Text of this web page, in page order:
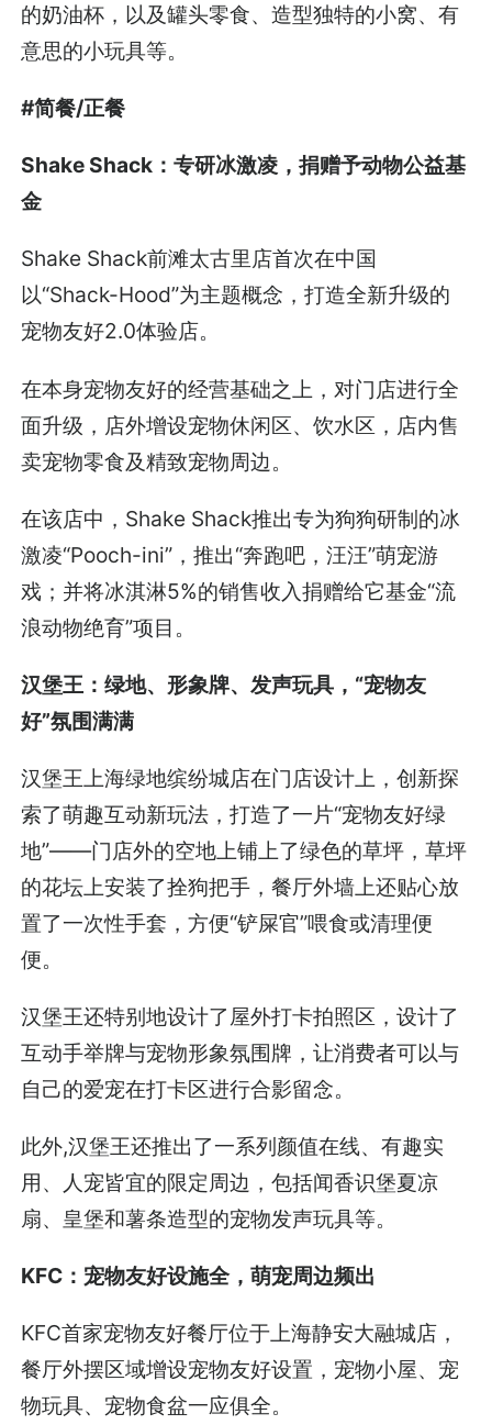
的奶油杯，以及罐头零食、造型独特的小窝、有
意思的小玩具等。
#简餐/正餐
Shake Shack：专研冰激凌，捐赠予动物公益基
金
Shake Shack前滩太古里店首次在中国
以“Shack-Hood”为主题概念，打造全新升级的
宠物友好2.0体验店。
在本身宠物友好的经营基础之上，对门店进行全
面升级，店外增设宠物休闲区、饮水区，店内售
卖宠物零食及精致宠物周边。
在该店中，Shake Shack推出专为狗狗研制的冰
激凌“Pooch-ini”，推出“奔跑吧，汪汪”萌宠游
戏；并将冰淇淋5%的销售收入捐赠给它基金“流
浪动物绝育”项目。
汉堡王：绿地、形象牌、发声玩具，“宠物友
好”氛围满满
汉堡王上海绿地缤纷城店在门店设计上，创新探
索了萌趣互动新玩法，打造了一片“宠物友好绿
地”——门店外的空地上铺上了绿色的草坪，草坪
的花坛上安装了拴狗把手，餐厅外墙上还贴心放
置了一次性手套，方便“铲屎官”喂食或清理便
便。
汉堡王还特别地设计了屋外打卡拍照区，设计了
互动手举牌与宠物形象氛围牌，让消费者可以与
自己的爱宠在打卡区进行合影留念。
此外,汉堡王还推出了一系列颜值在线、有趣实
用、人宠皆宜的限定周边，包括闻香识堡夏凉
扇、皇堡和薯条造型的宠物发声玩具等。
KFC：宠物友好设施全，萌宠周边频出
KFC首家宠物友好餐厅位于上海静安大融城店，
餐厅外摆区域增设宠物友好设置，宠物小屋、宠
物玩具、宠物食盆一应俱全。